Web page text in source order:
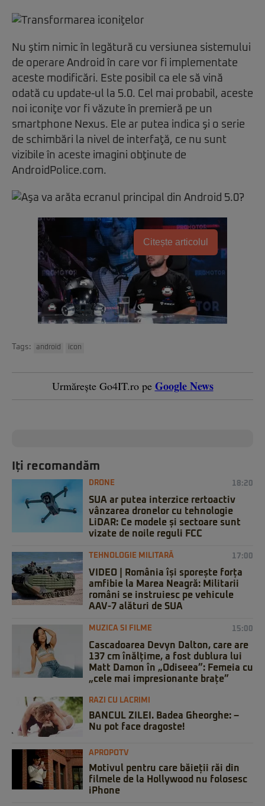
Nu ştim nimic în legătură cu versiunea sistemului
de operare Android în care vor fi implementate
aceste modificări. Este posibil ca ele să vină
odată cu update-ul la 5.0. Cel mai probabil, aceste
noi iconiţe vor fi văzute în premieră pe un
smartphone Nexus. Ele ar putea indica şi o serie
de schimbări la nivel de interfaţă, ce nu sunt
vizibile în aceste imagini obţinute de
AndroidPolice.com.
Citește articolul
Tags: android icon
Urmărește Go4IT.ro pe Google News
Iți recomandăm
DRONE 18:20
SUA ar putea interzice rertoactiv
vânzarea dronelor cu tehnologie
LiDAR: Ce modele și sectoare sunt
vizate de noile reguli FCC
TEHNOLOGIE MILITARĂ 17:00
VIDEO | România își sporește forța
amfibie la Marea Neagră: Militarii
români se instruiesc pe vehicule
AAV-7 alături de SUA
MUZICA SI FILME 15:00
Cascadoarea Devyn Dalton, care are
137 cm înălțime, a fost dublura lui
Matt Damon în „Odiseea”: Femeia cu
„cele mai impresionante brațe”
RAZI CU LACRIMI
BANCUL ZILEI. Badea Gheorghe: –
Nu pot face dragoste!
APROPOTV
Motivul pentru care băieții răi din
filmele de la Hollywood nu folosesc
iPhone